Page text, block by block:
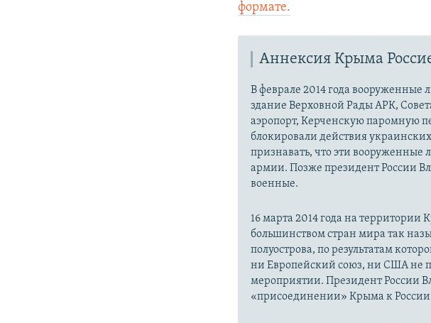
формате.​
Аннексия Крыма
В феврале 2014 года вооруженные
здание Верховной Рады АРК,
аэропорт, Керченскую паромную
блокировали действия
признавать, что эти
армии. Позже президент России
военные.
16 марта 2014 года на
большинством стран мира так
полуострова, по результатам
ни Европейский союз, ни США не
мероприятии. Президент России
«присоединении» Крыма к